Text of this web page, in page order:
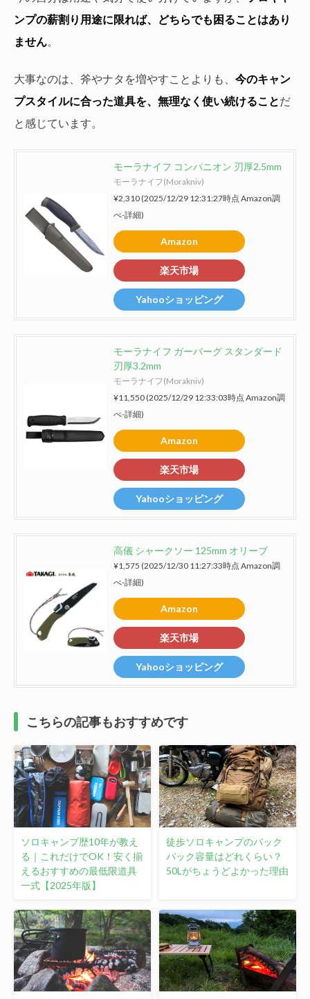
ンプの薪割り用途に限れば、どちらでも困ることはあり
ません
大事なのは、斧やナタを増やすことよりも、 今のキャン
プスタイルに合った道具を、無理なく使い続けることだ
と感じています。
モーラナイフ コンパニオン 刃厚2.5mm
モーラナイフ(Morakniv)
¥2,310(2025/12/29 12:31:27時点 Amazon調
べ-詳細)
Amazon
楽天市場
Yahooショッピング
モーラナイフ ガーバーグ スタンダード
刃厚3.2mm
モーラナイフ(Morakniv)
¥11,550(2025/12/29 12:33:03時点 Amazon調
べ-詳細)
Amazon
楽天市場
Yahooショッピング
高儀 シャークソー 125mm オリーブ
¥1,575 (2025/12/30 11:27:33時点 Amazon調
べ-詳細)
Amazon
楽天市場
Yahooショッピング
こちらの記事もおすすめです
ソロキャンプ歴10年が教え
る｜これだけでOK！安く揃
えるおすすめの最低限道具
一式【2025年版】
徒歩ソロキャンプのバック
パック容量はどれくらい？
50Lがちょうどよかった理由